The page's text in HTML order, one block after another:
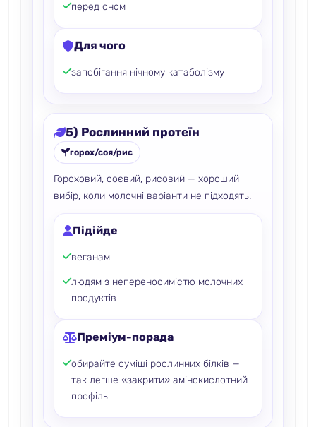
перед сном
Для чого
запобігання нічному катаболізму
5) Рослинний протеїн
горох/соя/рис
Гороховий, соєвий, рисовий — хороший
вибір, коли молочні варіанти не підходять.
Підійде
веганам
людям з непереносимістю молочних
продуктів
Преміум-порада
обирайте суміші рослинних білків —
так легше «закрити» амінокислотний
профіль